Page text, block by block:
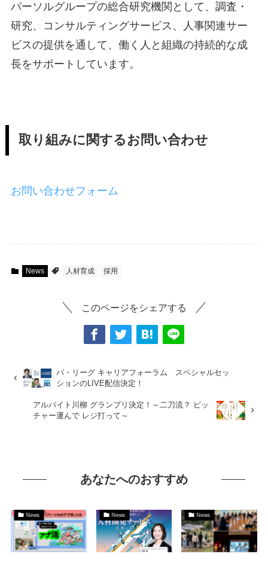
パーソルグループの総合研究機関として、調査・
研究、コンサルティングサービス、人事関連サー
ビスの提供を通して、働く人と組織の持続的な成
長をサポートしています。
取り組みに関するお問い合わせ
お問い合わせフォーム
News 人材育成 採用
このページをシェアする
パ・リーグ キャリアフォーラム スペシャルセッ
ションのLIVE配信決定！
アルバイト川柳 グランプリ決定！～二刀流？ ピッ
チャー運んで レジ打って～
あなたへのおすすめ
News News News